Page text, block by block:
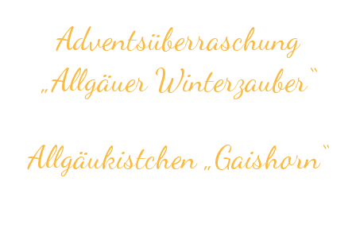
Advents­überraschung
„Allgäuer Winterzauber“
Allgäu­kistchen „Gaishorn“